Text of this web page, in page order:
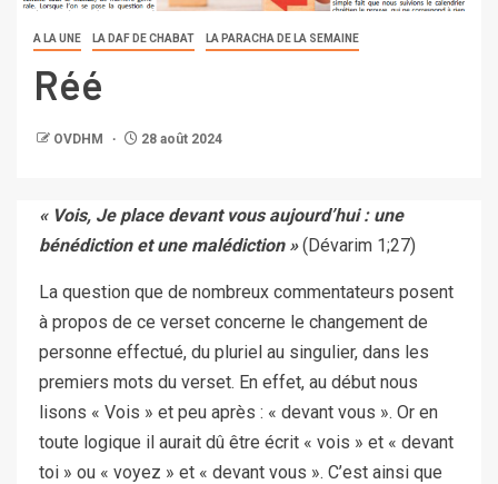
A LA UNE LA DAF DE CHABAT LA PARACHA DE LA SEMAINE
Réé
OVDHM 28 août 2024
« Vois, Je place devant vous aujourd’hui : une
bénédiction et une malédiction »(Dévarim 1;27)
La question que de nombreux commentateurs posent
à propos de ce verset concerne le changement de
personne effectué, du pluriel au singulier, dans les
premiers mots du verset. En effet, au début nous
lisons « Vois » et peu après : « devant vous ». Or en
toute logique il aurait dû être écrit « vois » et « devant
toi » ou « voyez » et « devant vous ». C’est ainsi que